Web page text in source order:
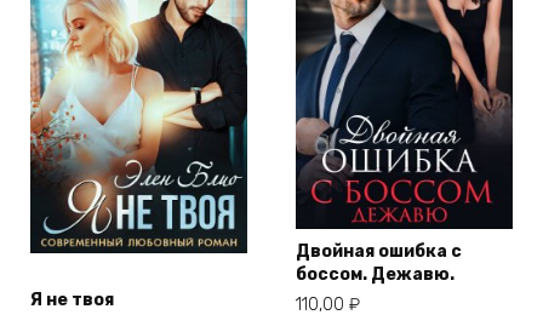
Я не твоя
Двойная ошибка с
боссом. Дежавю.
110,00 ₽